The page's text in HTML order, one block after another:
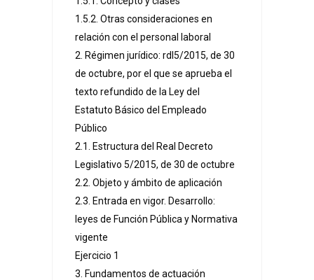
1.5.2. Otras consideraciones en
relación con el personal laboral
2. Régimen jurídico: rdl5/2015, de 30
de octubre, por el que se aprueba el
texto refundido de la Ley del
Estatuto Básico del Empleado
Público
2.1. Estructura del Real Decreto
Legislativo 5/2015, de 30 de octubre
2.2. Objeto y ámbito de aplicación
2.3. Entrada en vigor. Desarrollo:
leyes de Función Pública y Normativa
vigente
Ejercicio 1
3. Fundamentos de actuación